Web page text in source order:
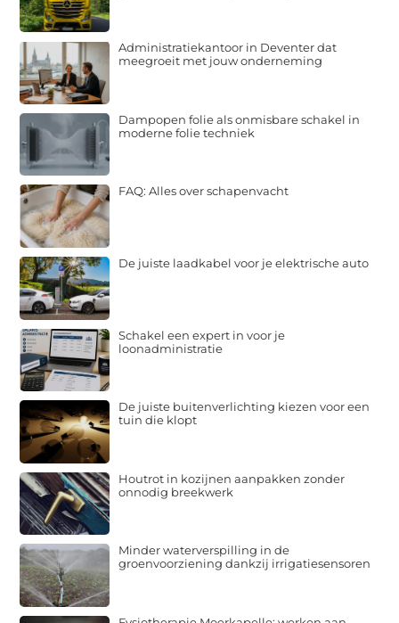
Administratiekantoor in Deventer dat
meegroeit met jouw onderneming
Dampopen folie als onmisbare schakel in
moderne folie techniek
FAQ: Alles over schapenvacht
De juiste laadkabel voor je elektrische auto
Schakel een expert in voor je
loonadministratie
De juiste buitenverlichting kiezen voor een
tuin die klopt
Houtrot in kozijnen aanpakken zonder
onnodig breekwerk
Minder waterverspilling in de
groenvoorziening dankzij irrigatiesensoren